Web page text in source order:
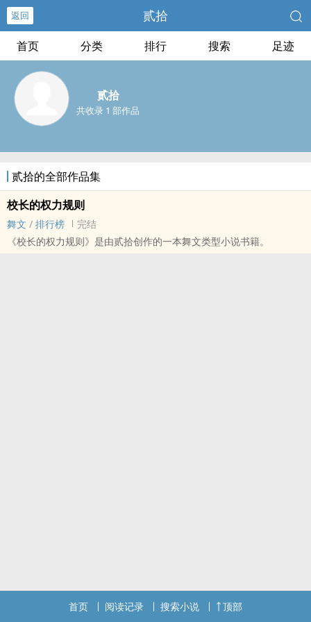
返回 贰拾
首页 分类 排行 搜索 足迹
贰拾
共收录 1 部作品
贰拾的全部作品集
校长的权力规则
舞文 / 排行榜
完结
《校长的权力规则》是由贰拾创作的一本舞文类型小说书籍。
首页 阅读记录 搜索小说 顶部